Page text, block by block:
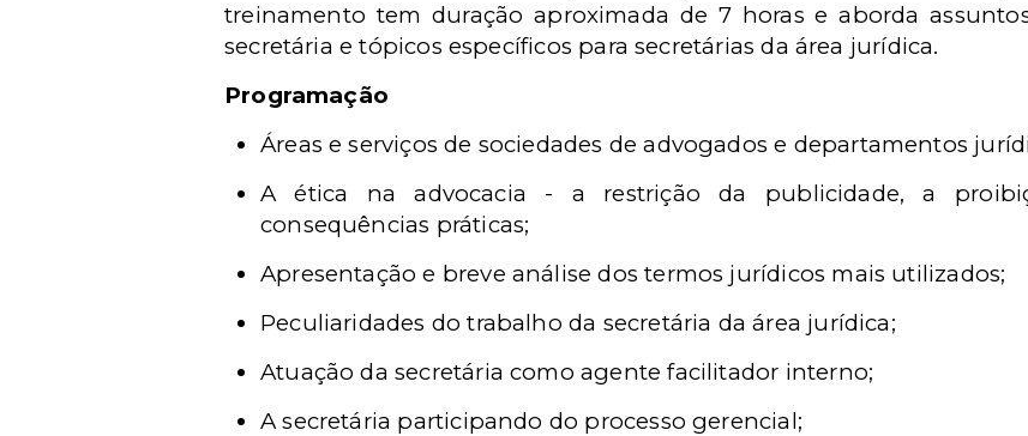
treinamento tem duração aproximada de 7 horas e aborda
secretária e tópicos específicos para secretárias da área jurídica.
Programação
Áreas e serviços de sociedades de advogados e departamentos
A ética na advocacia - a restrição da publicidade, a
consequências práticas;
Apresentação e breve análise dos termos jurídicos mais utilizados;
Peculiaridades do trabalho da secretária da área jurídica;
Atuação da secretária como agente facilitador interno;
A secretária participando do processo gerencial;